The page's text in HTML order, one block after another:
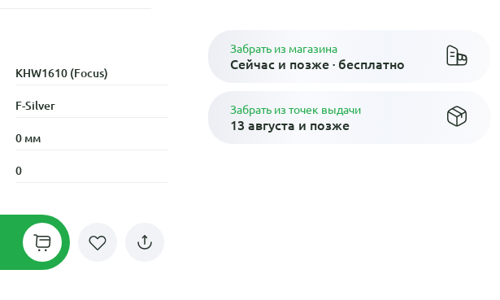
KHW1610 (Focus)
F-Silver
0 мм
0
Забрать из магазина
Сейчас и позже · бесплатно
Забрать из точек выдачи
13 августа и позже